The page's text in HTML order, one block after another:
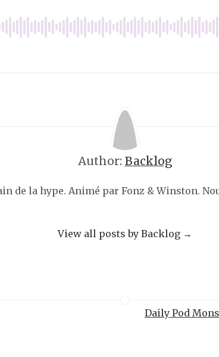
Author: Backlog
de la hype. Animé par Fonz & Winston.
View all posts by Backlog →
Daily Pod